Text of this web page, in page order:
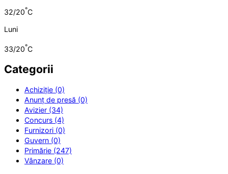
32/20°C
Luni
33/20°C
Categorii
Achiziție (0)
Anunț de presă (0)
Avizier (34)
Concurs (4)
Furnizori (0)
Guvern (0)
Primărie (247)
Vânzare (0)